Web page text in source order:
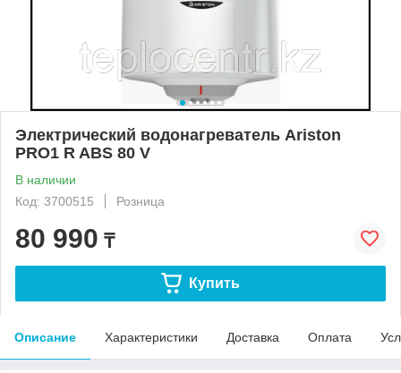
Электрический водонагреватель Ariston
PRO1 R ABS 80 V
В наличии
Код: 3700515
Розница
80 990 ₸
Купить
Описание Характеристики Доставка Оплата